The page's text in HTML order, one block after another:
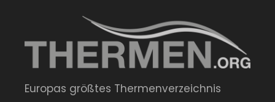
Europas größtes Thermenverzeichnis